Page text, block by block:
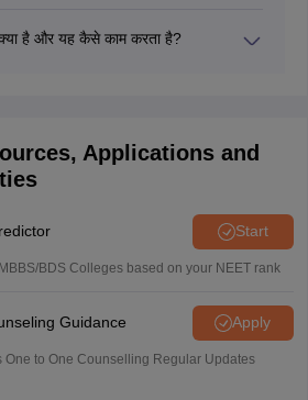
है और यह कैसे काम करता है?
Applications and
Start
BDS Colleges based on your NEET rank
Guidance Apply
to One Counselling Regular Updates